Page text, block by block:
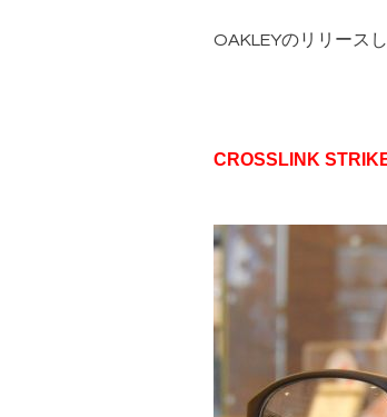
OAKLEYのリリース
CROSSLINK